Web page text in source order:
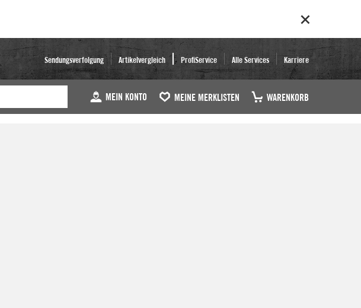
Sendungsverfolgung Artikelvergleich ProfiService Alle Services Karriere
MEIN KONTO MEINE MERKLISTEN WARENKORB